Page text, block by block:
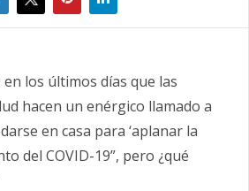
los últimos días que las
hacen un enérgico llamado a
en casa para ‘aplanar la
del COVID-19”, pero ¿qué